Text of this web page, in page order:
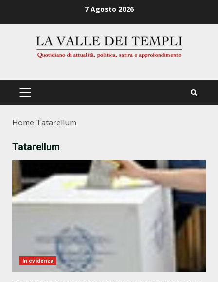
7 Agosto 2026
PRIMÄRES
Home Tatarellum
Tatarellum
In evidenza